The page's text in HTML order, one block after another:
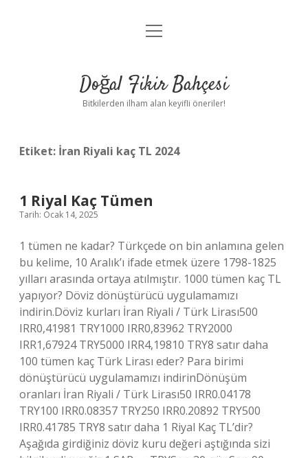
Anasayfa
Yasal Uyarı
menüyü
Doğal Fikir Bahçesi
Bitkilerden ilham alan keyifli öneriler!
Etiket: İran Riyali kaç TL 2024
1 Riyal Kaç Tümen
Tarih: Ocak 14, 2025
1 tümen ne kadar? Türkçede on bin anlamına gelen
bu kelime, 10 Aralık’ı ifade etmek üzere 1798-1825
yılları arasında ortaya atılmıştır. 1000 tümen kaç TL
yapıyor? Döviz dönüştürücü uygulamamızı
indirin.Döviz kurları İran Riyali / Türk Lirası500
IRR0,41981 TRY1000 IRR0,83962 TRY2000
IRR1,67924 TRY5000 IRR4,19810 TRY8 satır daha
100 tümen kaç Türk Lirası eder? Para birimi
dönüştürücü uygulamamızı indirinDönüşüm
oranları İran Riyali / Türk Lirası50 IRR0.04178
TRY100 IRR0.08357 TRY250 IRR0.20892 TRY500
IRR0.41785 TRY8 satır daha 1 Riyal Kaç TL’dir?
Aşağıda girdiğiniz döviz kuru değeri aştığında sizi